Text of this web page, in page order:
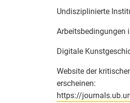
Undisziplinierte
Arbeitsbedingungen
Digitale
Website der
erscheinen:
https://